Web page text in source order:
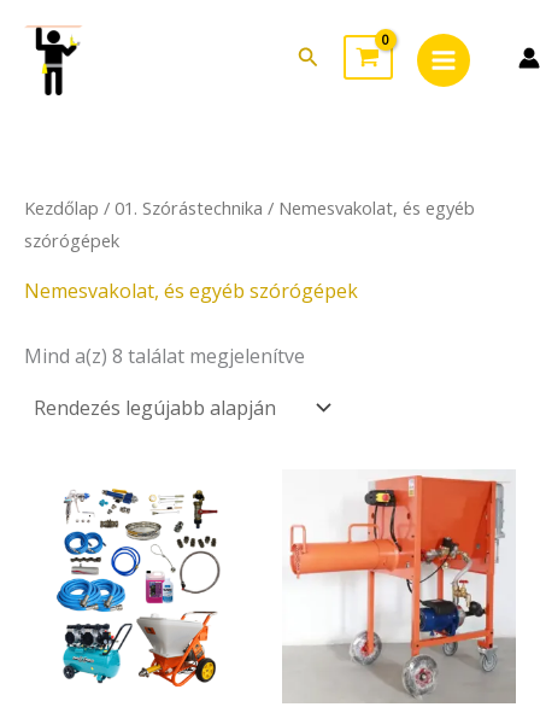
content
Search
Menu
Kezdőlap / 01. Szórástechnika / Nemesvakolat, és egyéb
szórógépek
Nemesvakolat, és egyéb szórógépek
Mind a(z) 8 találat megjelenítve
latest